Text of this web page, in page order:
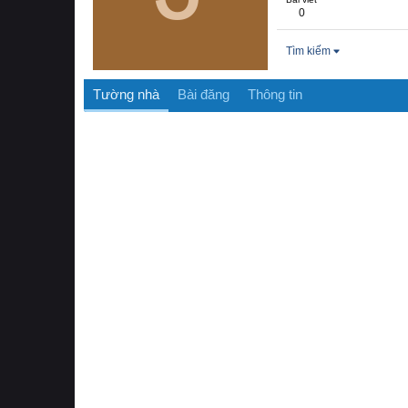
0
Tìm kiếm
Tường nhà Bài đăng Thông tin